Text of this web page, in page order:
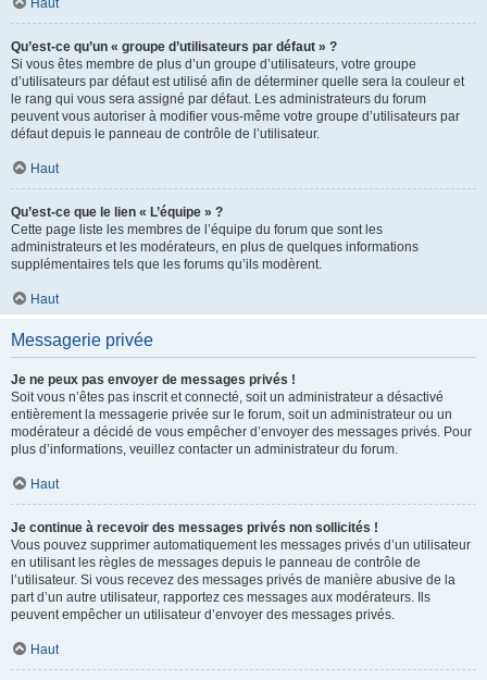
Haut
Qu’est-ce qu’un « groupe d’utilisateurs par défaut » ?
Si vous êtes membre de plus d’un groupe d’utilisateurs, votre groupe
d’utilisateurs par défaut est utilisé afin de déterminer quelle sera la couleur et
le rang qui vous sera assigné par défaut. Les administrateurs du forum
peuvent vous autoriser à modifier vous-même votre groupe d’utilisateurs par
défaut depuis le panneau de contrôle de l’utilisateur.
Haut
Qu’est-ce que le lien « L’équipe » ?
Cette page liste les membres de l’équipe du forum que sont les
administrateurs et les modérateurs, en plus de quelques informations
supplémentaires tels que les forums qu’ils modèrent.
Haut
Messagerie privée
Je ne peux pas envoyer de messages privés !
Soit vous n’êtes pas inscrit et connecté, soit un administrateur a désactivé
entièrement la messagerie privée sur le forum, soit un administrateur ou un
modérateur a décidé de vous empêcher d’envoyer des messages privés. Pour
plus d’informations, veuillez contacter un administrateur du forum.
Haut
Je continue à recevoir des messages privés non sollicités !
Vous pouvez supprimer automatiquement les messages privés d’un utilisateur
en utilisant les règles de messages depuis le panneau de contrôle de
l’utilisateur. Si vous recevez des messages privés de manière abusive de la
part d’un autre utilisateur, rapportez ces messages aux modérateurs. Ils
peuvent empêcher un utilisateur d’envoyer des messages privés.
Haut